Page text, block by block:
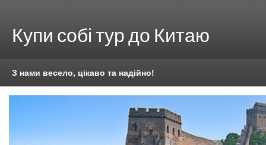
Купи собі тур до Китаю
З нами весело, цікаво та надійно!